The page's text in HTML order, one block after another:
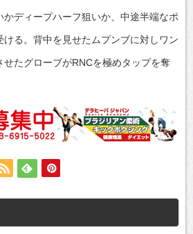
かディープハーフ狙いか、中途半端なポ
ける。背中を見せたムプンブに対しワン
せたグローブがRNCを極めタップを奪